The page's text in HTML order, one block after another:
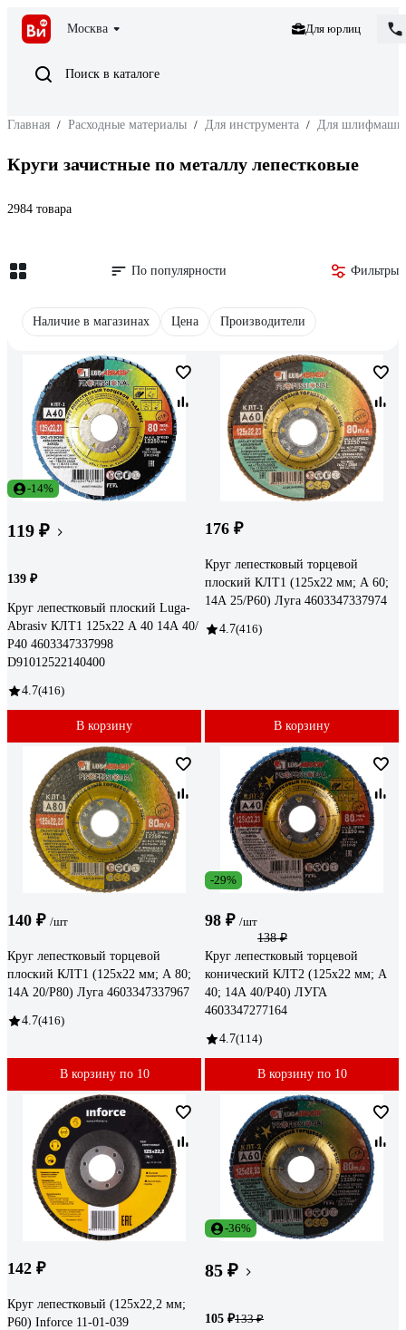
Москва Для юрлиц
Поиск в каталоге
Главная / Расходные материалы / Для инструмента / Для
Круги зачистные по металлу лепестковые
2984 товара
По популярности Фильтры
Наличие в магазинах Цена Производители
-14%
119 ₽
139 ₽
Круг лепестковый плоский Luga-
Abrasiv КЛТ1 125х22 А 40 14А 40/
Р40 4603347337998
D91012522140400
4.7(416)
В корзину
176 ₽
Круг лепестковый торцевой
плоский КЛТ1 (125х22 мм; А 60;
14А 25/Р60) Луга 4603347337974
4.7(416)
В корзину
140 ₽ /шт
Круг лепестковый торцевой
плоский КЛТ1 (125х22 мм; А 80;
14А 20/P80) Луга 4603347337967
4.7(416)
В корзину по 10
-29%
98 ₽ /шт
138 ₽
Круг лепестковый торцевой
конический КЛТ2 (125х22 мм; А
40; 14А 40/Р40) ЛУГА
4603347277164
4.7(114)
В корзину по 10
142 ₽
Круг лепестковый (125х22,2 мм;
P60) Inforce 11-01-039
-36%
85 ₽
105 ₽133 ₽